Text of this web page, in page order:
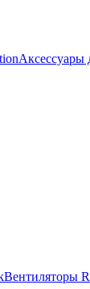
Аксессуары
Вентиляторы